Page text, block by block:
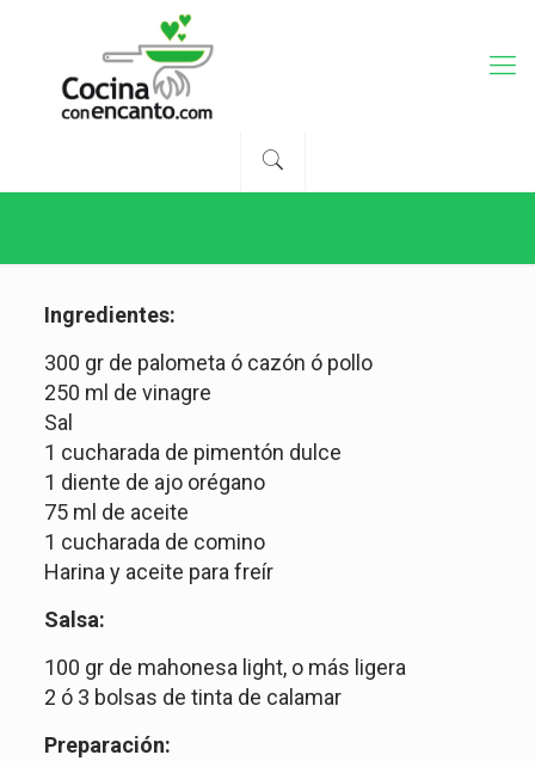
Ingredientes:
300 gr de palometa ó cazón ó pollo
250 ml de vinagre
Sal
1 cucharada de pimentón dulce
1 diente de ajo orégano
75 ml de aceite
1 cucharada de comino
Harina y aceite para freír
Salsa:
100 gr de mahonesa light, o más ligera
2 ó 3 bolsas de tinta de calamar
Preparación: